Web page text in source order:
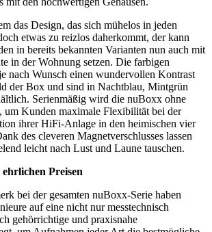
das Design, das sich mühelos in jeden
etwas zu reizlos daherkommt, der kann
in bereits bekannten Varianten nun auch mit
in der Wohnung setzen. Die farbigen
nach Wunsch einen wundervollen Kontrast
der Box und sind in Nachtblau, Mintgrün
Serienmäßig wird die nuBoxx ohne
um Kunden maximale Flexibilität bei der
ihrer HiFi-Anlage in den heimischen vier
des cleveren Magnetverschlusses lassen
leicht nach Lust und Laune tauschen.
Preisen
bei der gesamten nuBoxx-Serie haben
auf eine nicht nur messtechnisch
gehörrichtige und praxisnahe